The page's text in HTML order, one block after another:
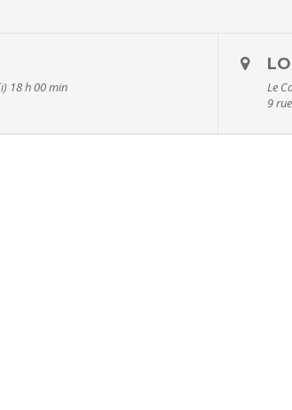
18 h 00 min
Le
9